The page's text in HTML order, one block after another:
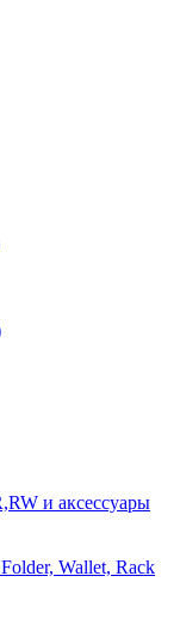
и аксессуары
Wallet, Rack